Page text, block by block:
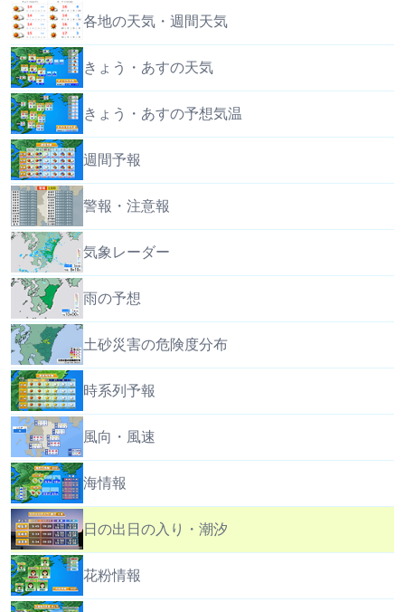
各地の天気・週間天気
きょう・あすの天気
きょう・あすの予想気温
週間予報
警報・注意報
気象レーダー
雨の予想
土砂災害の危険度分布
時系列予報
風向・風速
海情報
日の出日の入り・潮汐
花粉情報